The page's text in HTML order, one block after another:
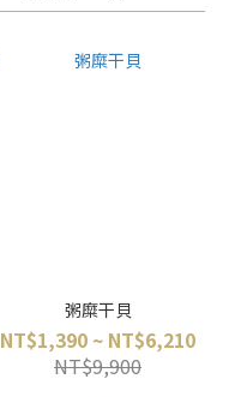
粥糜干貝
NT$1,390 ~ NT$6,210
NT$9,900